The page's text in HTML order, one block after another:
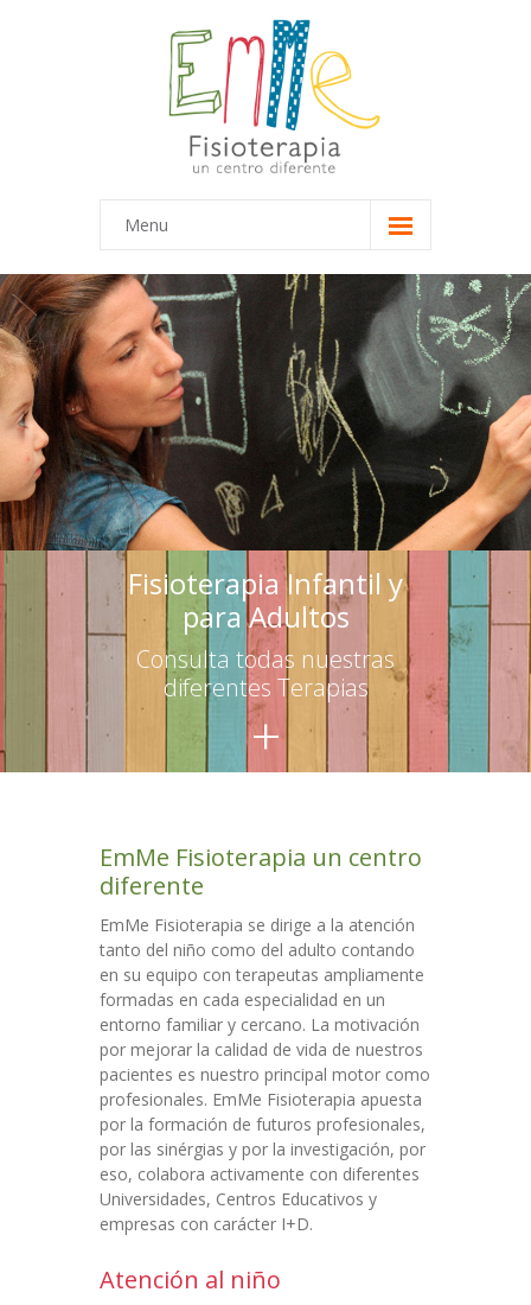
Menu
Inicio
Equipo
-- Marta
-- María
Terapias
-- Terapias Infantiles
-- Terapias para adultos
Escuelas
-- Asesoramiento
-- Talleres para educadores
-- Talleres para familias
Colaboraciones
Contacto
Fisioterapia Infantil y
para Adultos
Consulta todas nuestras
diferentes Terapias
+
EmMe Fisioterapia un centro
diferente
EmMe Fisioterapia se dirige a la atención
tanto del niño como del adulto contando
en su equipo con terapeutas ampliamente
formadas en cada especialidad en un
entorno familiar y cercano. La motivación
por mejorar la calidad de vida de nuestros
pacientes es nuestro principal motor como
profesionales. EmMe Fisioterapia apuesta
por la formación de futuros profesionales,
por las sinérgias y por la investigación, por
eso, colabora activamente con diferentes
Universidades, Centros Educativos y
empresas con carácter I+D.
Atención al niño